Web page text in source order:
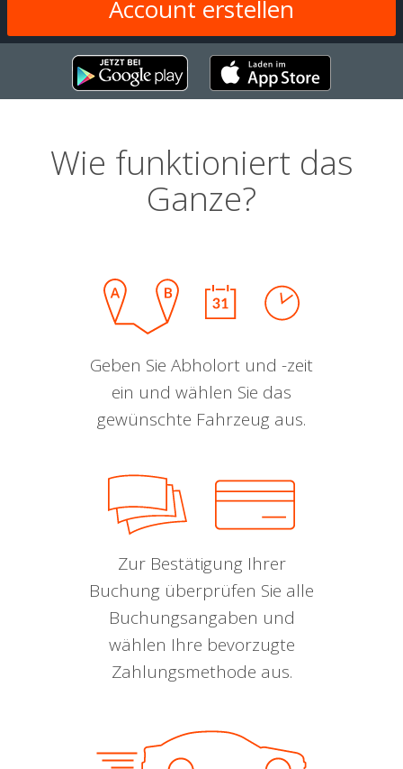
Wie funktioniert das
Ganze?
Geben Sie Abholort und -zeit
ein und wählen Sie das
gewünschte Fahrzeug aus.
Zur Bestätigung Ihrer
Buchung überprüfen Sie alle
Buchungsangaben und
wählen Ihre bevorzugte
Zahlungsmethode aus.